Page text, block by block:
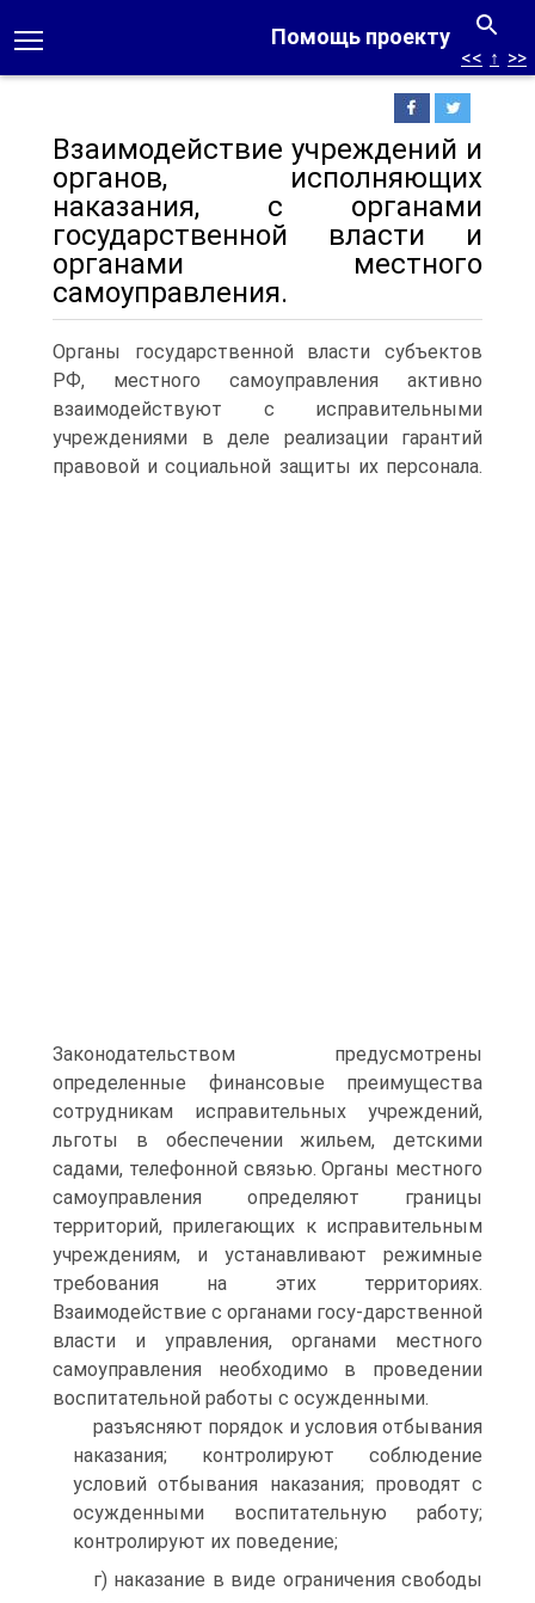
Помощь проекту
<< ↑ >>
Взаимодействие учреждений и
органов, исполняющих
наказания, с органами
государственной власти и
органами местного
самоуправления.
Органы государственной власти субъектов
РФ, местного самоуправления активно
взаимодействуют с исправительными
учреждениями в деле реализации гарантий
правовой и социальной защиты их персонала.
Законодательством предусмотрены
определенные финансовые преимущества
сотрудникам исправительных учреждений,
льготы в обеспечении жильем, детскими
садами, телефонной связью. Органы местного
самоуправления определяют границы
территорий, прилегающих к исправительным
учреждениям, и устанавливают режимные
требования на этих территориях.
Взаимодействие с органами госу-дарственной
власти и управления, органами местного
самоуправления необходимо в проведении
воспитательной работы с осужденными.
разъясняют порядок и условия отбывания
наказания; контролируют соблюдение
условий отбывания наказания; проводят с
осужденными воспитательную работу;
контролируют их поведение;
г) наказание в виде ограничения свободы